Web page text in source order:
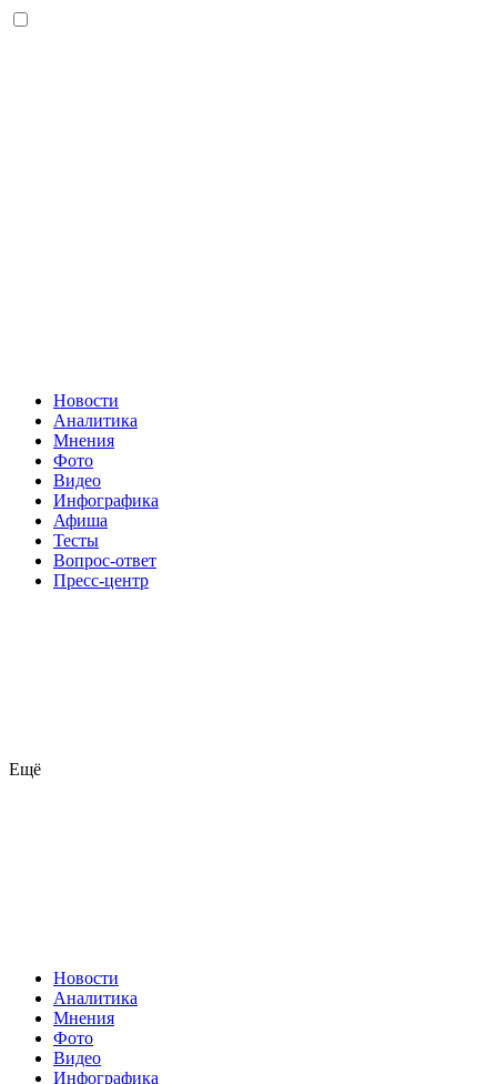
Новости
Аналитика
Мнения
Фото
Видео
Инфографика
Афиша
Тесты
Вопрос-ответ
Пресс-центр
Ещё
Новости
Аналитика
Мнения
Фото
Видео
Инфографика